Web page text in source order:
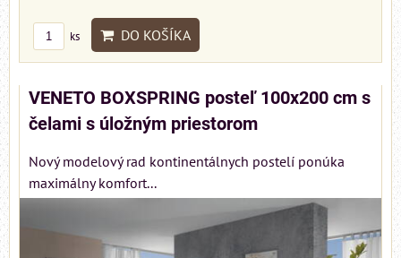
ks DO KOŠÍKA
VENETO BOXSPRING posteľ 100x200 cm s
čelami s úložným priestorom
Nový modelový rad kontinentálnych postelí ponúka
maximálny komfort...